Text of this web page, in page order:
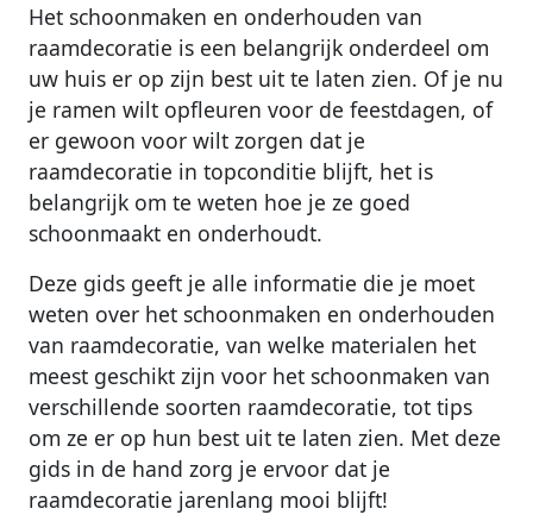
Het schoonmaken en onderhouden van
raamdecoratie is een belangrijk onderdeel om
uw huis er op zijn best uit te laten zien. Of je nu
je ramen wilt opfleuren voor de feestdagen, of
er gewoon voor wilt zorgen dat je
raamdecoratie in topconditie blijft, het is
belangrijk om te weten hoe je ze goed
schoonmaakt en onderhoudt.
Deze gids geeft je alle informatie die je moet
weten over het schoonmaken en onderhouden
van raamdecoratie, van welke materialen het
meest geschikt zijn voor het schoonmaken van
verschillende soorten raamdecoratie, tot tips
om ze er op hun best uit te laten zien. Met deze
gids in de hand zorg je ervoor dat je
raamdecoratie jarenlang mooi blijft!